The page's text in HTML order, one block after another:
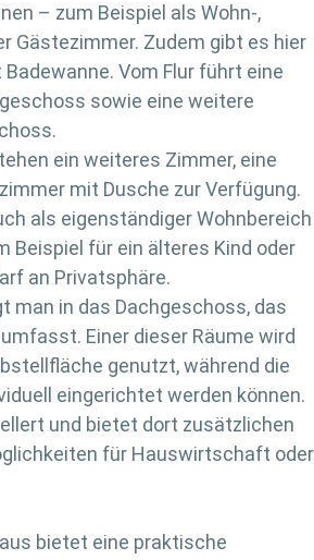
– zum Beispiel als Wohn-,
Gästezimmer. Zudem gibt es hier
Vom Flur führt eine
sowie eine weitere
ein weiteres Zimmer, eine
mit Dusche zur Verfügung.
als eigenständiger Wohnbereich
Beispiel für ein älteres Kind oder
an Privatsphäre.
man in das Dachgeschoss, das
Einer dieser Räume wird
genutzt, während die
eingerichtet werden können.
und bietet dort zusätzlichen
für Hauswirtschaft oder
bietet eine praktische